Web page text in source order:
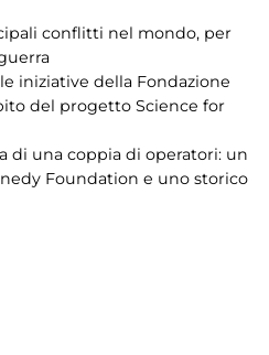
conflitti nel mondo, per
iniziative della Fondazione
del progetto Science for
di una coppia di operatori: un
Foundation e uno storico